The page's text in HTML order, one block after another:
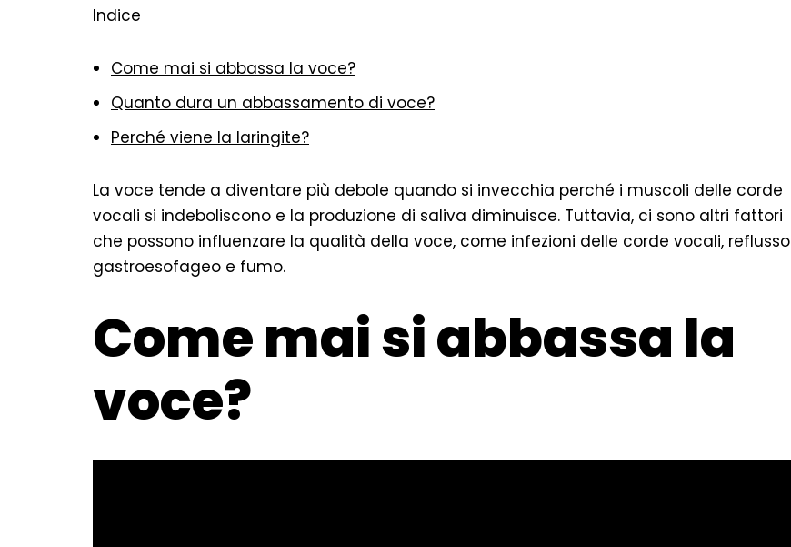
Indice
Come mai si abbassa la voce?
Quanto dura un abbassamento di voce?
Perché viene la laringite?
La voce tende a diventare più debole quando si invecchia perché i muscoli delle corde
vocali si indeboliscono e la produzione di saliva diminuisce. Tuttavia, ci sono altri fattori
che possono influenzare la qualità della voce, come infezioni delle corde vocali, reflusso
gastroesofageo e fumo.
Come mai si abbassa la
voce?